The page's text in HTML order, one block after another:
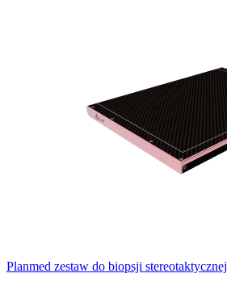
Planmed zestaw do biopsji stereotaktycznej